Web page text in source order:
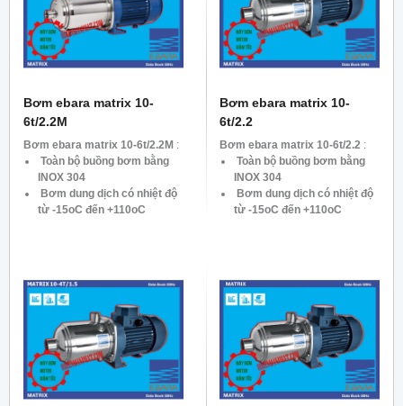
Bơm ebara matrix 10-
6t/2.2M
Bơm ebara matrix 10-6t/2.2M :
Toàn bộ buồng bơm bằng
INOX 304
Bơm dung dịch có nhiệt độ
từ -15oC đến +110oC
Tổng cột áp: Max. 66.5 –
17.4 mH2O
Dòng Điên: 1pha 220v
Bơm ebara matrix 10-
6t/2.2
Bơm ebara matrix 10-6t/2.2 :
Toàn bộ buồng bơm bằng
INOX 304
Bơm dung dịch có nhiệt độ
từ -15oC đến +110oC
Tổng cột áp: Max. 66.5 –
17.4 mH2O
Dòng Điên: 3pha 380v